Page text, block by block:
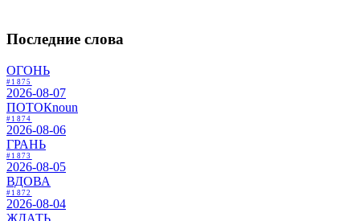
Последние слова
ОГОНЬ
#1875
2026-08-07
ПОТОКnoun
#1874
2026-08-06
ГРАНЬ
#1873
2026-08-05
ВДОВА
#1872
2026-08-04
ЖДАТЬ